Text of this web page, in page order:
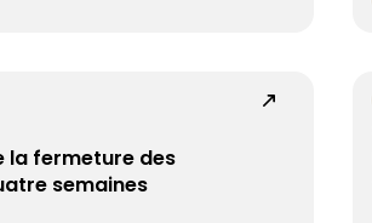
la fermeture des
semaines